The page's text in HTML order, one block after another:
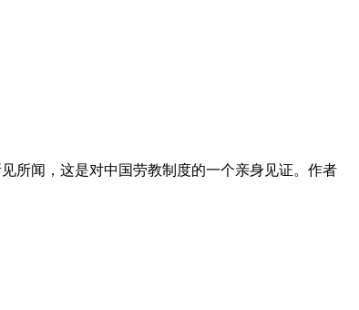
所闻，这是对中国劳教制度的一个亲身见证。作者